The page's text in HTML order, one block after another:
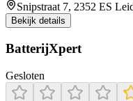
Snipstraat 7, 2352 ES
Bekijk details
BatterijXpert
Gesloten